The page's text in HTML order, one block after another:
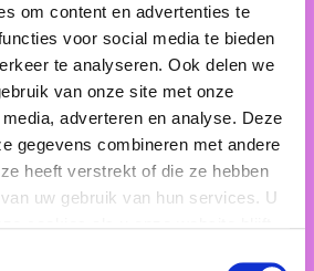
om content en advertenties te
voor social media te bieden
te analyseren. Ook delen we
van onze site met onze
adverteren en analyse. Deze
gegevens combineren met andere
heeft verstrekt of die ze hebben
uw gebruik van hun services. U
ook. Opdrachten die
hebt gedaan kan je
geldt dat deze foutloos
dit controleren als je
kracht niet ligt.
hebt van vorige stages